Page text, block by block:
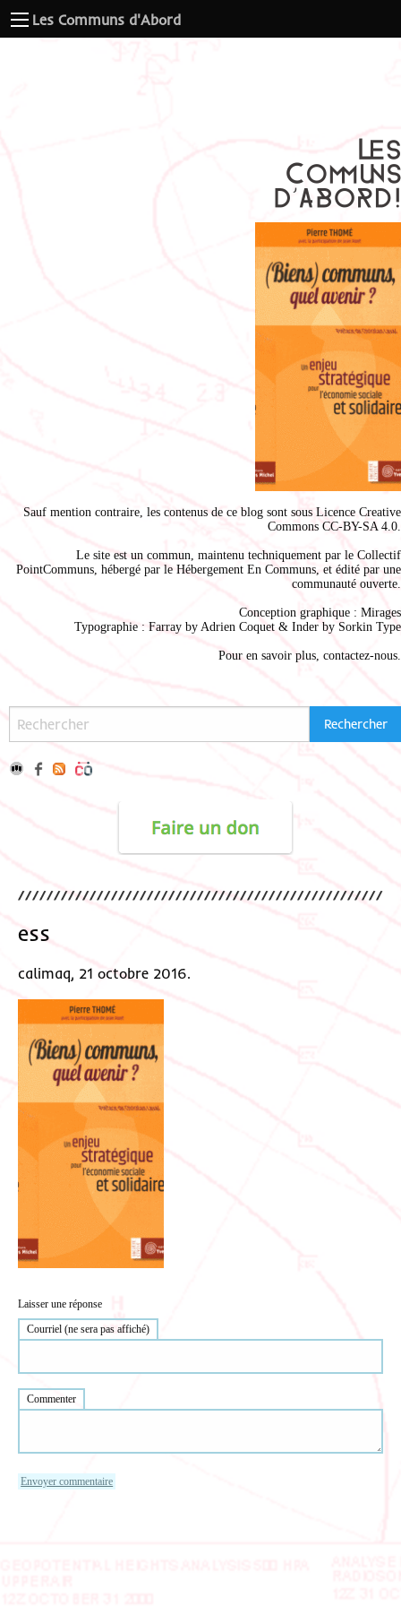
Les Communs d'Abord
Sauf mention contraire, les contenus de ce blog sont sous Licence Creative
Commons CC-BY-SA 4.0
Le site est un commun, maintenu techniquement par le Collectif
PointCommuns , hébergé par le Hébergement En Communs , et édité par une
communauté ouverte.
Conception graphique : Mirages
Typographie : Farray by Adrien Coquet & Inder by Sorkin Type
Pour en savoir plus, contactez-nous
ess
calimaq, 21 octobre 2016.
Laisser une réponse
Courriel (ne sera pas affiché)
Commenter